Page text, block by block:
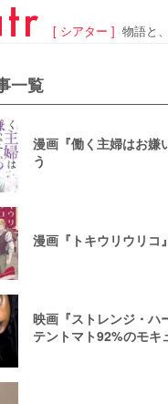
[ シアター ] 物語と
一覧
漫画『働く主婦はお嫌
う
漫画『トキウリウリコ
映画『ストレンジ・ハ
テントマト92%のモキ